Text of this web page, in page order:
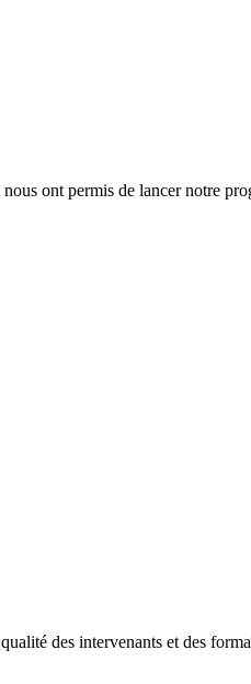
ont permis de lancer notre
des intervenants et des